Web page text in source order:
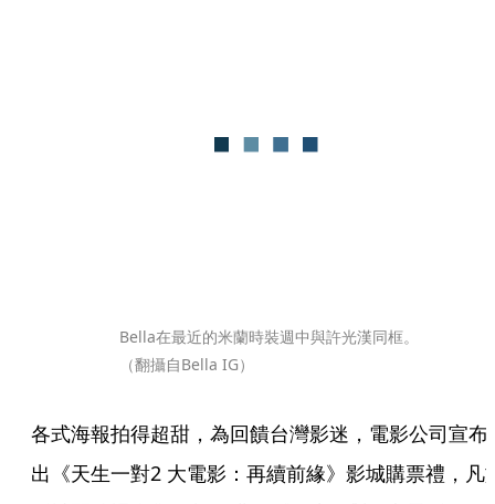
Bella在最近的米蘭時裝週中與許光漢同框。
（翻攝自Bella IG）
各式海報拍得超甜，為回饋台灣影迷，電影公司宣布
出《天生一對2 大電影：再續前緣》影城購票禮，凡